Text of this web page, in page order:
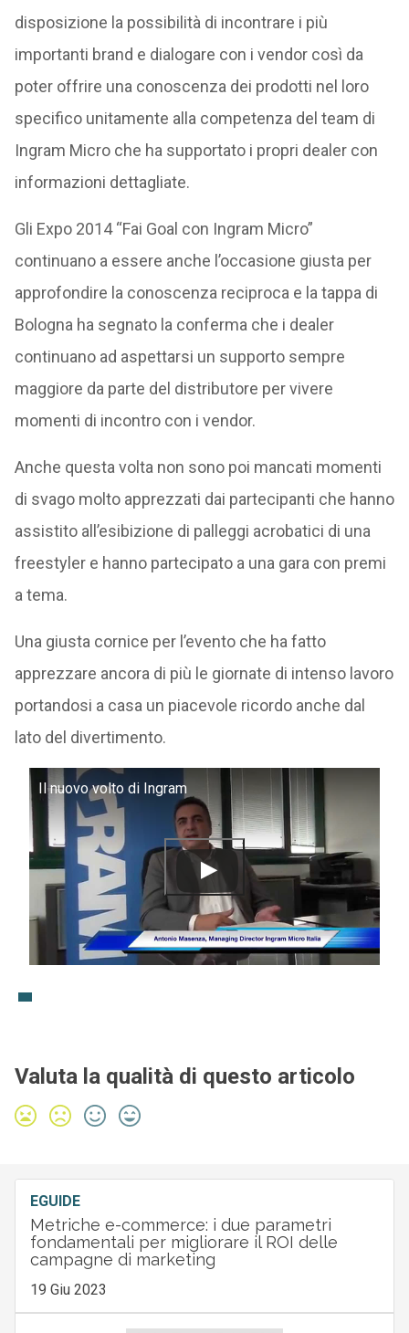
disposizione la possibilità di incontrare i più
importanti brand e dialogare con i vendor così da
poter offrire una conoscenza dei prodotti nel loro
specifico unitamente alla competenza del team di
Ingram Micro che ha supportato i propri dealer con
informazioni dettagliate.
Gli Expo 2014 “Fai Goal con Ingram Micro”
continuano a essere anche l’occasione giusta per
approfondire la conoscenza reciproca e la tappa di
Bologna ha segnato la conferma che i dealer
continuano ad aspettarsi un supporto sempre
maggiore da parte del distributore per vivere
momenti di incontro con i vendor.
Anche questa volta non sono poi mancati momenti
di svago molto apprezzati dai partecipanti che hanno
assistito all’esibizione di palleggi acrobatici di una
freestyler e hanno partecipato a una gara con premi
a tema.
Una giusta cornice per l’evento che ha fatto
apprezzare ancora di più le giornate di intenso lavoro
portandosi a casa un piacevole ricordo anche dal
lato del divertimento.
Il nuovo volto di Ingram
Valuta la qualità di questo articolo
EGUIDE
Metriche e-commerce: i due parametri
fondamentali per migliorare il ROI delle
campagne di marketing
19 Giu 2023